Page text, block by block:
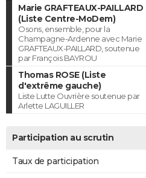
Marie GRAFTEAUX-PAILLARD
(Liste Centre-MoDem)
Osons, ensemble, pour la
Champagne-Ardenne avec Marie
GRAFTEAUX-PAILLARD, soutenue
par François BAYROU
Thomas ROSE (Liste
d'extrême gauche)
Liste Lutte Ouvrière soutenue par
Arlette LAGUILLER
Participation au scrutin
Taux de participation